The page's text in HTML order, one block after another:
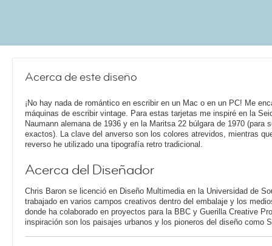
Acerca de este diseño
¡No hay nada de romántico en escribir en un Mac o en un PC! Me
máquinas de escribir vintage. Para estas tarjetas me inspiré en la
Naumann alemana de 1936 y en la Maritsa 22 búlgara de 1970 (para
exactos). La clave del anverso son los colores atrevidos, mientras
reverso he utilizado una tipografía retro tradicional.
Acerca del Diseñador
Chris Baron se licenció en Diseño Multimedia en la Universidad de
trabajado en varios campos creativos dentro del embalaje y los
donde ha colaborado en proyectos para la BBC y Guerilla Creative
inspiración son los paisajes urbanos y los pioneros del diseño como